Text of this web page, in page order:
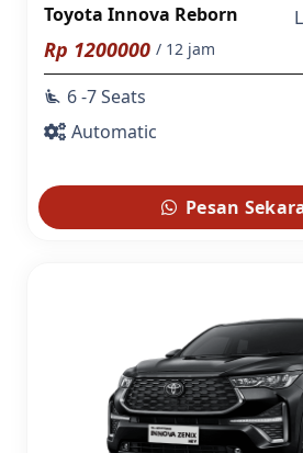
Toyota Innova Reborn
Rp 1200000 / 12 jam
airline_seat_recline_extra 6 -7 Seats
Automatic
Pesan